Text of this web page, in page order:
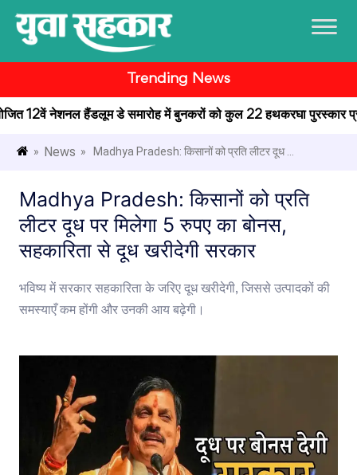
Trending News
12वें नेशनल हैंडलूम डे समारोह में बुनकरों को कुल 22 हथकरघा पुरस्कार
» News » Madhya Pradesh: किसानों को प्रति लीटर दूध ...
Madhya Pradesh: किसानों को प्रति
लीटर दूध पर मिलेगा 5 रुपए का बोनस,
सहकारिता से दूध खरीदेगी सरकार
भविष्य में सरकार सहकारिता के जरिए दूध खरीदेगी, जिससे उत्पादकों की
समस्याएँ कम होंगी और उनकी आय बढ़ेगी।